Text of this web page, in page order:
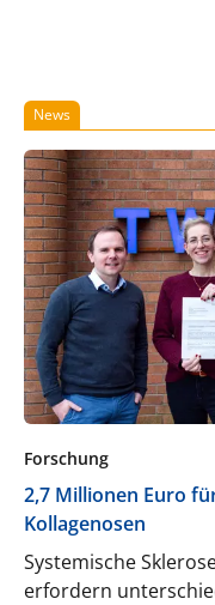
News
Forschung
2,7 Millionen Euro
Kollagenosen
Systemische
erfordern